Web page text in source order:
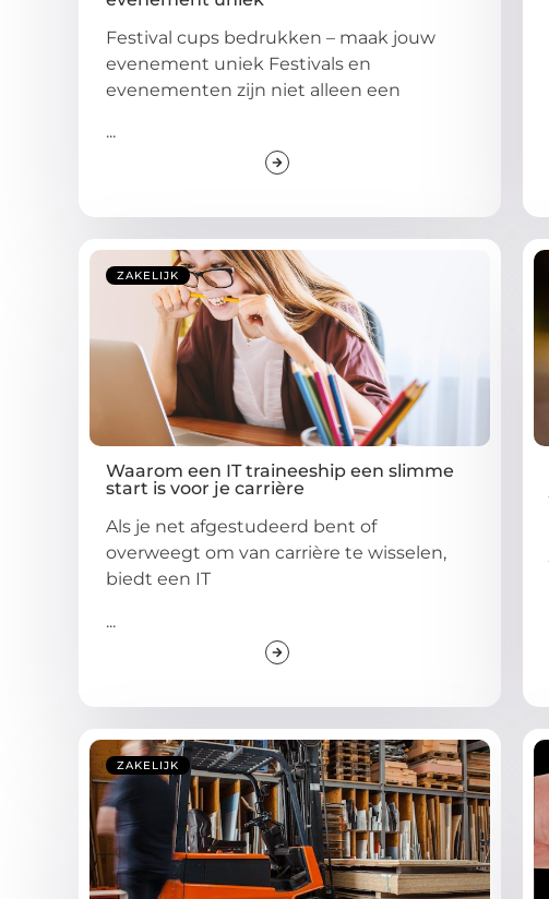
Festival cups bedrukken – maak jouw
evenement uniek Festivals en
evenementen zijn niet alleen een
...
ZAKELIJK
Waarom een IT traineeship een slimme
start is voor je carrière
Als je net afgestudeerd bent of
overweegt om van carrière te wisselen,
biedt een IT
...
ZAKELIJK